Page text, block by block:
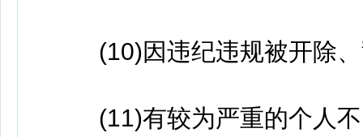
(10)因违纪违规被开除、
(11)有较为严重的个人不